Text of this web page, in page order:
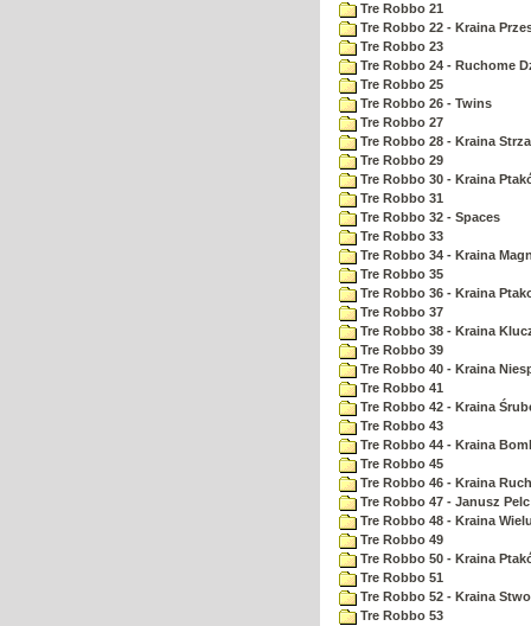
Tre Robbo 21
Tre Robbo 22 - Kraina
Tre Robbo 23
Tre Robbo 24 - Ruchome
Tre Robbo 25
Tre Robbo 26 - Twins
Tre Robbo 27
Tre Robbo 28 - Kraina
Tre Robbo 29
Tre Robbo 30 - Kraina
Tre Robbo 31
Tre Robbo 32 - Spaces
Tre Robbo 33
Tre Robbo 34 - Kraina
Tre Robbo 35
Tre Robbo 36 - Kraina
Tre Robbo 37
Tre Robbo 38 - Kraina
Tre Robbo 39
Tre Robbo 40 - Kraina
Tre Robbo 41
Tre Robbo 42 - Kraina
Tre Robbo 43
Tre Robbo 44 - Kraina
Tre Robbo 45
Tre Robbo 46 - Kraina
Tre Robbo 47 - Janusz
Tre Robbo 48 - Kraina
Tre Robbo 49
Tre Robbo 50 - Kraina
Tre Robbo 51
Tre Robbo 52 - Kraina
Tre Robbo 53